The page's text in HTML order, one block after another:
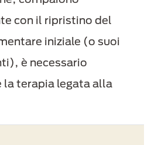
con il ripristino del
iniziale (o suoi
è necessario
la terapia legata alla